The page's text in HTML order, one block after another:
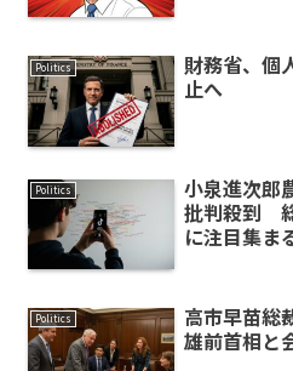
Politics
財務省、個
止へ
Politics
小泉進次郎
批判殺到
に注目集ま
Politics
高市早苗総
雄前首相と